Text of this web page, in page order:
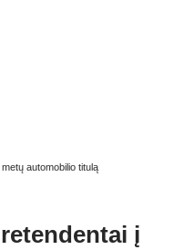
automobilio titulą
į